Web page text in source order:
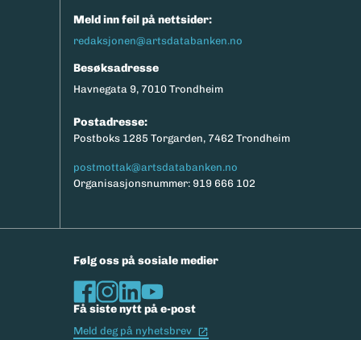
Meld inn feil på nettsider:
redaksjonen@artsdatabanken.no
Besøksadresse
Havnegata 9, 7010 Trondheim
Postadresse:
Postboks 1285 Torgarden, 7462 Trondheim
postmottak@artsdatabanken.no
Organisasjonsnummer: 919 666 102
Følg oss på sosiale medier
Få siste nytt på e-post
Meld deg på nyhetsbrev